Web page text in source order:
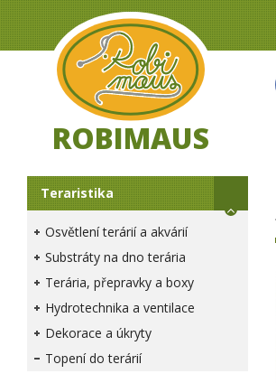
ROBIMAUS
Teraristika
Osvětlení terárií a akvárií
Substráty na dno terária
Terária, přepravky a boxy
Hydrotechnika a ventilace
Dekorace a úkryty
Topení do terárií